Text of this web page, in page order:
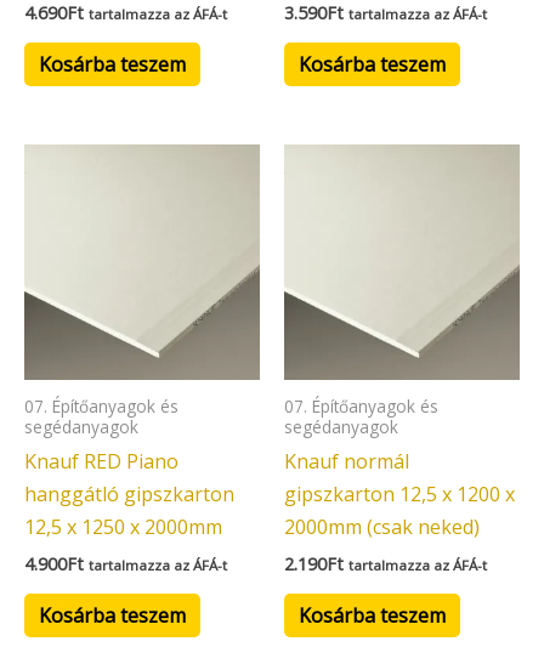
4.690Ft tartalmazza az ÁFÁ-t
Kosárba teszem
3.590Ft tartalmazza az ÁFÁ-t
Kosárba teszem
07. Építőanyagok és
segédanyagok
Knauf RED Piano
hanggátló gipszkarton
12,5 x 1250 x 2000mm
4.900Ft tartalmazza az ÁFÁ-t
Kosárba teszem
07. Építőanyagok és
segédanyagok
Knauf normál
gipszkarton 12,5 x 1200 x
2000mm (csak neked)
2.190Ft tartalmazza az ÁFÁ-t
Kosárba teszem